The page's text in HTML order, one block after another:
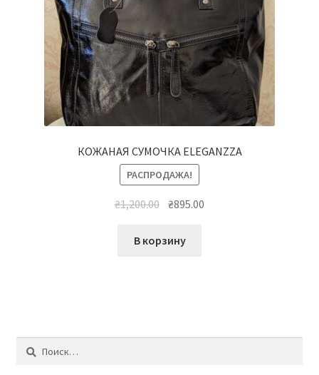
КОЖАНАЯ СУМОЧКА ELEGANZZA
РАСПРОДАЖА!
₴1,200.00 Первоначальная
составляла
₴895.00
В корзину
Найти: